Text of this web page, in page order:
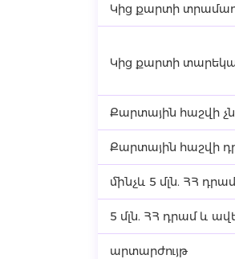
Կից քարտի
Կից քարտի
Քարտային հաշվի
Քարտային հաշվի
մինչև 5 մլն. ՀՀ դրամ
5 մլն. ՀՀ դրամ և
արտարժույթ